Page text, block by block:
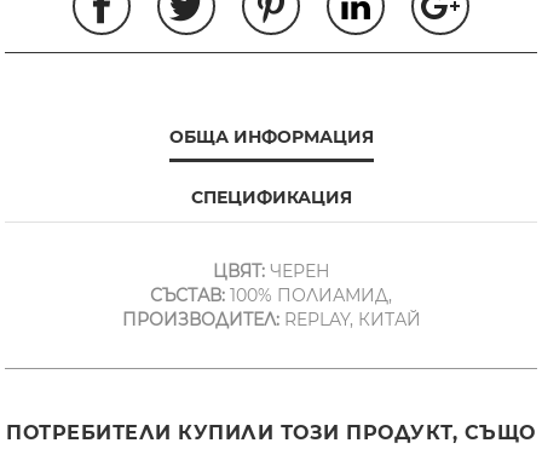
ОБЩА ИНФОРМАЦИЯ
СПЕЦИФИКАЦИЯ
ЦВЯТ:ЧЕРЕН
СЪСТАВ: 100% ПОЛИАМИД,
ПРОИЗВОДИТЕЛ:REPLAY, КИТАЙ
ПОТРЕБИТЕЛИ КУПИЛИ ТОЗИ ПРОДУКТ, СЪЩО